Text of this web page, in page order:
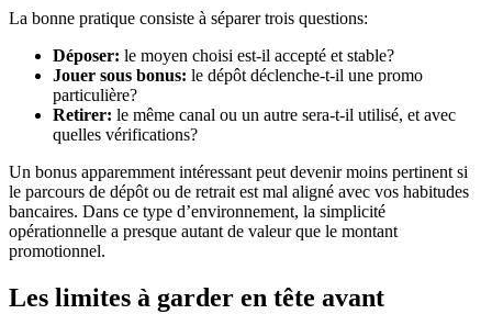
La bonne pratique consiste à séparer trois questions:
Déposer: le moyen choisi est-il accepté et stable?
Jouer sous bonus: le dépôt déclenche-t-il une promo
particulière?
Retirer: le même canal ou un autre sera-t-il utilisé, et avec
quelles vérifications?
Un bonus apparemment intéressant peut devenir moins pertinent si
le parcours de dépôt ou de retrait est mal aligné avec vos habitudes
bancaires. Dans ce type d’environnement, la simplicité
opérationnelle a presque autant de valeur que le montant
promotionnel.
Les limites à garder en tête avant